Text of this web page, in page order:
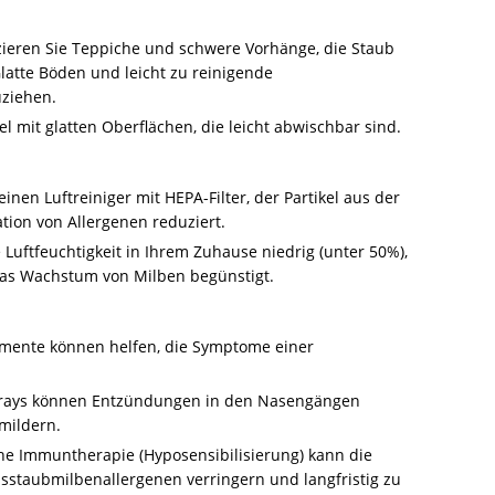
Sie Teppiche und schwere Vorhänge, die Staub
Böden und leicht zu reinigende
mit glatten Oberflächen, die leicht abwischbar sind.
Luftreiniger mit HEPA-Filter, der Partikel aus der
von Allergenen reduziert.
Luftfeuchtigkeit in Ihrem Zuhause niedrig (unter 50%),
Wachstum von Milben begünstigt.
können helfen, die Symptome einer
können Entzündungen in den Nasengängen
Immuntherapie (Hyposensibilisierung) kann die
verringern und langfristig zu